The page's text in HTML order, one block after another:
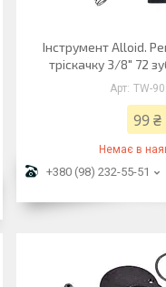
Інструмент Alloid.
тріскачку 3/8" 72
TW-
99 ₴
Немає в
+380 (98) 232-55-51